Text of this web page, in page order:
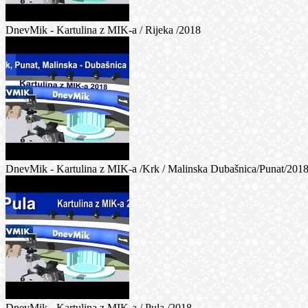
DnevMik - Kartulina z MIK-a / Rijeka /2018
DnevMik - Kartulina z MIK-a /Krk / Malinska Dubašnica/Punat/2018